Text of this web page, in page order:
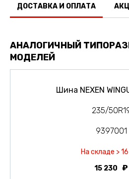
ДОСТАВКА И ОПЛАТА
АНАЛОГИЧНЫЙ
МОДЕЛЕЙ
Шина NEXEN
235/
9397001
На складе >
15 230